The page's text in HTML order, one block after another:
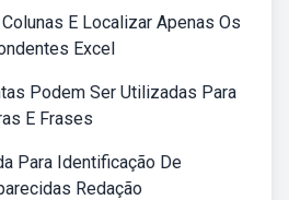
E Localizar Apenas Os
Excel
Podem Ser Utilizadas Para
E Frases
Para Identificação De
Redação